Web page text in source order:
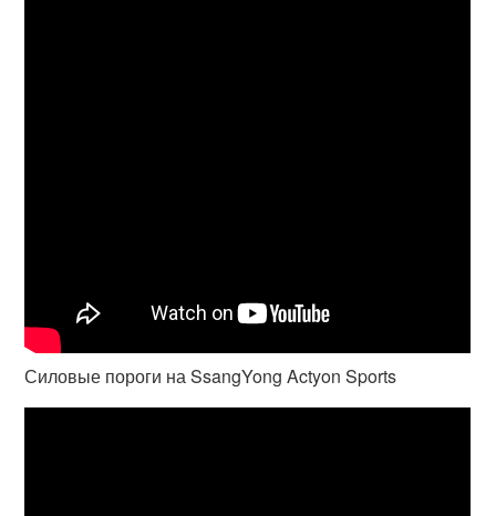
Силовые пороги на SsangYong Actyon Sports